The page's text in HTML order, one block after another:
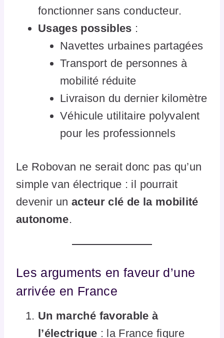
fonctionner sans conducteur.
Usages possibles :
Navettes urbaines partagées
Transport de personnes à
mobilité réduite
Livraison du dernier kilomètre
Véhicule utilitaire polyvalent
pour les professionnels
Le Robovan ne serait donc pas qu’un
simple van électrique : il pourrait
devenir un acteur clé de la mobilité
autonome.
Les arguments en faveur d’une
arrivée en France
Un marché favorable à
l’électrique : la France figure